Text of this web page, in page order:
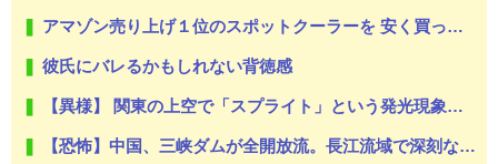
アマゾン売り上げ１位のスポットクーラーを 安く買った 今日設置する 予定だが多少でも涼しくなったら良いな
彼氏にバレるかもしれない背徳感
【異様】 関東の上空で「スプライト」という発光現象が観測される！多くの人が地上から天変地異のような光景を目撃
【恐怖】中国、三峡ダムが全開放流。長江流域で深刻な洪水被害